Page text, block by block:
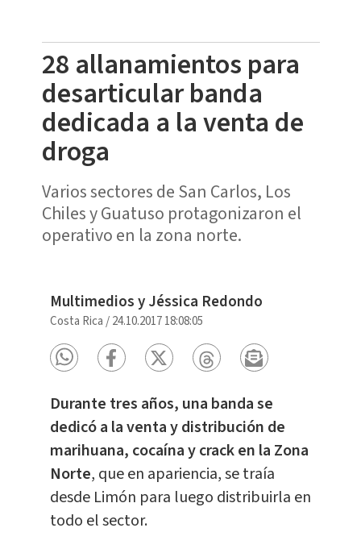
28 allanamientos para
desarticular banda
dedicada a la venta de
droga
Varios sectores de San Carlos, Los
Chiles y Guatuso protagonizaron el
operativo en la zona norte.
Multimedios y Jéssica Redondo
Costa Rica /24.10.2017 18:08:05
Durante tres años, una banda se
dedicó a la venta y distribución de
marihuana, cocaína y crack en la Zona
Norte, que en apariencia, se traía
desde Limón para luego distribuirla en
todo el sector.